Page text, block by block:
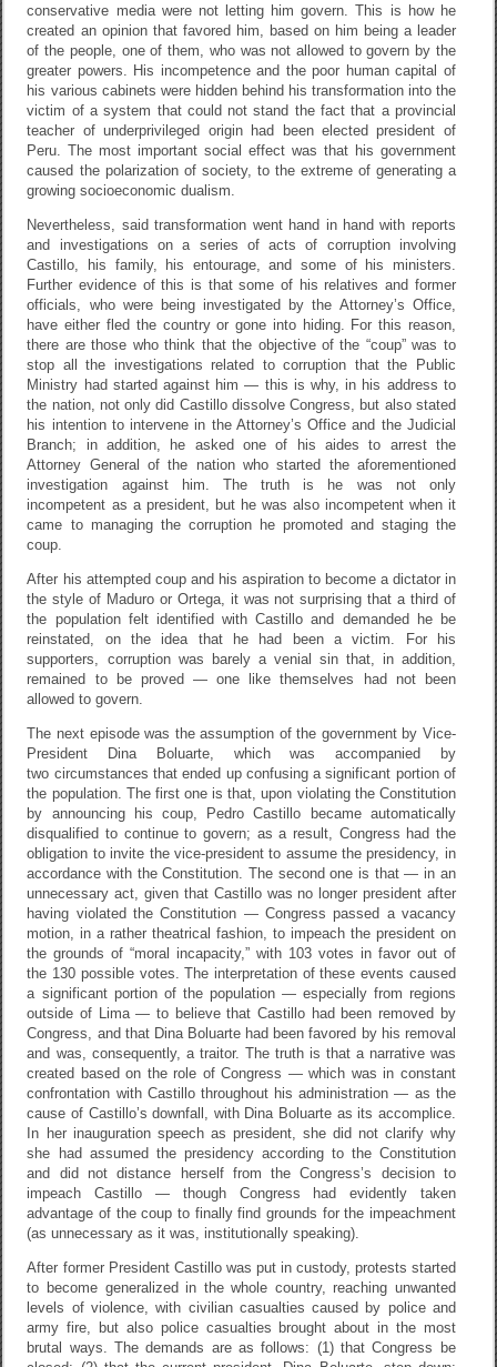
conservative media were not letting him govern. This is how he
created an opinion that favored him, based on him being a leader
of the people, one of them, who was not allowed to govern by the
greater powers. His incompetence and the poor human capital of
his various cabinets were hidden behind his transformation into the
victim of a system that could not stand the fact that a provincial
teacher of underprivileged origin had been elected president of
Peru. The most important social effect was that his government
caused the polarization of society, to the extreme of generating a
growing socioeconomic dualism.
Nevertheless, said transformation went hand in hand with reports
and investigations on a series of acts of corruption involving
Castillo, his family, his entourage, and some of his ministers.
Further evidence of this is that some of his relatives and former
officials, who were being investigated by the Attorney’s Office,
have either fled the country or gone into hiding. For this reason,
there are those who think that the objective of the “coup” was to
stop all the investigations related to corruption that the Public
Ministry had started against him — this is why, in his address to
the nation, not only did Castillo dissolve Congress, but also stated
his intention to intervene in the Attorney’s Office and the Judicial
Branch; in addition, he asked one of his aides to arrest the
Attorney General of the nation who started the aforementioned
investigation against him. The truth is he was not only
incompetent as a president, but he was also incompetent when it
came to managing the corruption he promoted and staging the
coup.
After his attempted coup and his aspiration to become a dictator in
the style of Maduro or Ortega, it was not surprising that a third of
the population felt identified with Castillo and demanded he be
reinstated, on the idea that he had been a victim. For his
supporters, corruption was barely a venial sin that, in addition,
remained to be proved — one like themselves had not been
allowed to govern.
The next episode was the assumption of the government by Vice-
President Dina Boluarte, which was accompanied by
two circumstances that ended up confusing a significant portion of
the population. The first one is that, upon violating the Constitution
by announcing his coup, Pedro Castillo became automatically
disqualified to continue to govern; as a result, Congress had the
obligation to invite the vice-president to assume the presidency, in
accordance with the Constitution. The second one is that — in an
unnecessary act, given that Castillo was no longer president after
having violated the Constitution — Congress passed a vacancy
motion, in a rather theatrical fashion, to impeach the president on
the grounds of “moral incapacity,” with 103 votes in favor out of
the 130 possible votes. The interpretation of these events caused
a significant portion of the population — especially from regions
outside of Lima — to believe that Castillo had been removed by
Congress, and that Dina Boluarte had been favored by his removal
and was, consequently, a traitor. The truth is that a narrative was
created based on the role of Congress — which was in constant
confrontation with Castillo throughout his administration — as the
cause of Castillo’s downfall, with Dina Boluarte as its accomplice.
In her inauguration speech as president, she did not clarify why
she had assumed the presidency according to the Constitution
and did not distance herself from the Congress’s decision to
impeach Castillo — though Congress had evidently taken
advantage of the coup to finally find grounds for the impeachment
(as unnecessary as it was, institutionally speaking).
After former President Castillo was put in custody, protests started
to become generalized in the whole country, reaching unwanted
levels of violence, with civilian casualties caused by police and
army fire, but also police casualties brought about in the most
brutal ways. The demands are as follows: (1) that Congress be